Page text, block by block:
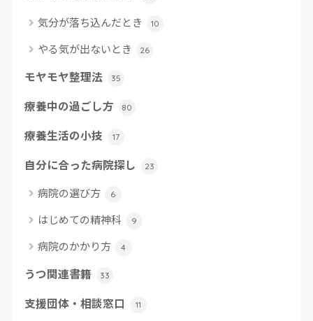
気分が落ち込んだとき 10
やる気が出ないとき 26
モヤモヤ整理法 35
療養中の過ごし方 80
療養生活の小技 17
自分に合った病院探し 23
病院の選び方 6
はじめての精神科 9
病院のかかり方 4
うつ関連書籍 33
支援団体・相談窓口 11